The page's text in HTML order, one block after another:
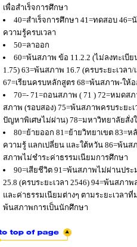
เพื่อสำเร็จการศึกษา
40=สำเร็จการศึกษา 41=ทดสอบ
ความรู้ครบเวลา
50=ลาออก
60=พ้นสภาพ ข้อ 11.2.2 (ไม่ลงทะเบี
1.75) 63=พ้นสภาพ 16.7 (ครบระยะเวล
67=เรียนครบหลักสูตร 68=พ้นสภาพ-ใ
70=- 71=ถอนสภาพ ( 71 ) 72=หมด
สภาพ (รอบสอง) 75=พ้นสภาพครบระย
ปัญหาพิเศษไม่ผ่าน) 78=มหาวิทยาลัยสั่
80=ย้ายออก 81=ย้ายวิทยาเขต
ความรู้ แลกเปลี่ยน และใต้หวัน 86=พ้น
สภาพไม่ชำระค่าธรรมเนียมการศึกษา
90=เสียชีวิต 91=พ้นสภาพไม่ผ่านปร
25.8 (ครบระยะเวลา 2546) 94=พ้นสภ
และค่าธรรมเนียมต่างๆ ตามระยะเวลา
พ้นสภาพการเป็นนักศึกษา